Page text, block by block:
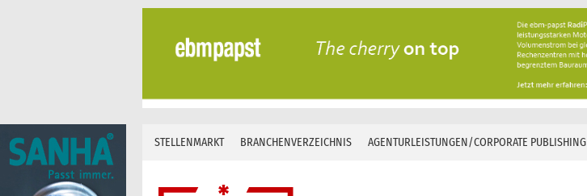
Skip
content
STELLENMARKT BRANCHENVERZEICHNIS AGENTURLEISTUNGEN/CORPORATE PUBLISHING